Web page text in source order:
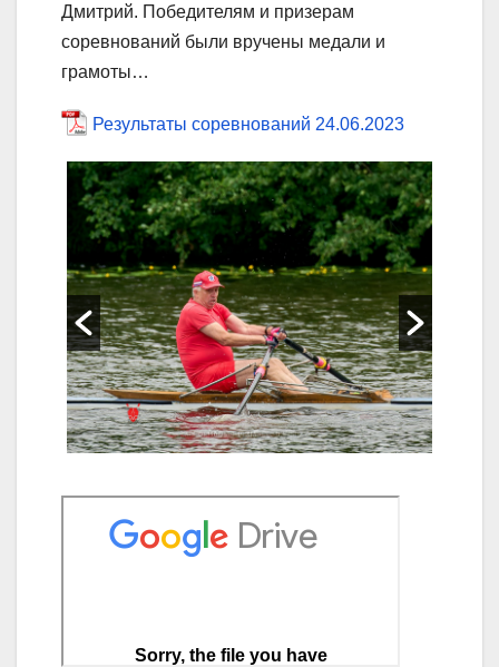
Дмитрий. Победителям и призерам
соревнований были вручены медали и
грамоты…
Результаты соревнований 24.06.2023